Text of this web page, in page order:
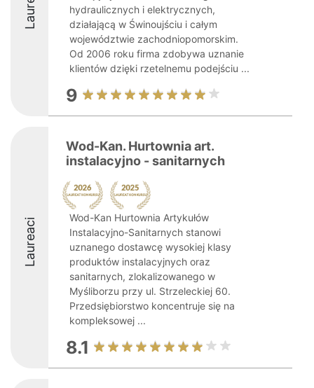
hydraulicznych i elektrycznych,
działającą w Świnoujściu i całym
województwie zachodniopomorskim.
Od 2006 roku firma zdobywa uznanie
klientów dzięki rzetelnemu podejściu ...
9
Laureaci
Wod-Kan. Hurtownia art.
instalacyjno - sanitarnych
Wod-Kan Hurtownia Artykułów
Instalacyjno-Sanitarnych stanowi
uznanego dostawcę wysokiej klasy
produktów instalacyjnych oraz
sanitarnych, zlokalizowanego w
Myśliborzu przy ul. Strzeleckiej 60.
Przedsiębiorstwo koncentruje się na
kompleksowej ...
8.1